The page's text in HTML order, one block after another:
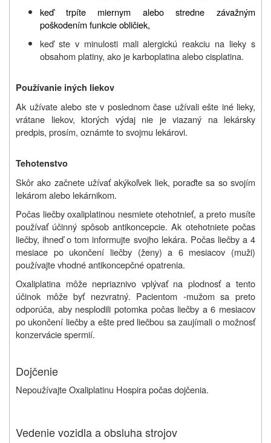
keď trpíte miernym alebo stredne závažným
poškodením funkcie obličiek,
keď ste v minulosti mali alergickú reakciu na lieky s
obsahom platiny, ako je karboplatina alebo cisplatina.
Používanie iných liekov
Ak užívate alebo ste v poslednom čase užívali ešte iné lieky,
vrátane liekov, ktorých výdaj nie je viazaný na lekársky
predpis, prosím, oznámteto svojmu lekárovi.
Tehotenstvo
Skôr ako začnete užívať akýkoľvek liek, poraďte sa so svojím
lekárom alebo lekárnikom.
Počas liečby oxaliplatinou nesmiete otehotnieť, a preto musíte
používať účinný spôsob antikoncepcie. Ak otehotniete počas
liečby, ihneď o tom informujte svojho lekára. Počas liečby a 4
mesiace po ukončení liečby (ženy) a 6 mesiacov (muži)
používajte vhodné antikoncepčné opatrenia.
Oxaliplatina môže nepriaznivo vplývať na plodnosť a tento
účinok môže byť nezvratný. Pacientom -mužom sa preto
odporúča, aby nesplodili potomka počas liečby a 6 mesiacov
po ukončení liečby a ešte pred liečbou sa zaujímali o možnosť
konzervácie spermií.
Dojčenie
Nepoužívajte Oxaliplatinu Hospira počas dojčenia.
Vedenie vozidla a obsluha strojov